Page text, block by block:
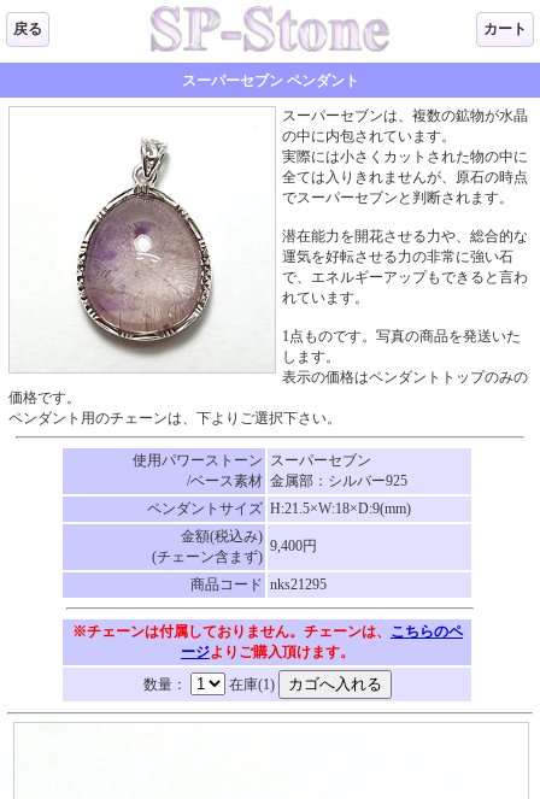
戻る カート
スーパーセブン ペンダント
スーパーセブンは、複数の鉱物が水晶
の中に内包されています。
実際には小さくカットされた物の中に
全ては入りきれませんが、原石の時点
でスーパーセブンと判断されます。
潜在能力を開花させる力や、総合的な
運気を好転させる力の非常に強い石
で、エネルギーアップもできると言わ
れています。
1点ものです。写真の商品を発送いた
します。
表示の価格はペンダントトップのみの
価格です。
ペンダント用のチェーンは、下よりご選択下さい。
使用パワーストーン
/ベース素材
スーパーセブン
金属部：シルバー925
ペンダントサイズ H:21.5×W:18×D:9(mm)
金額(税込み)
(チェーン含まず)
9,400円
商品コード nks21295
※チェーンは付属しておりません。チェーンは、 こちらのペ
ージよりご購入頂けます。
数量：
在庫(1)